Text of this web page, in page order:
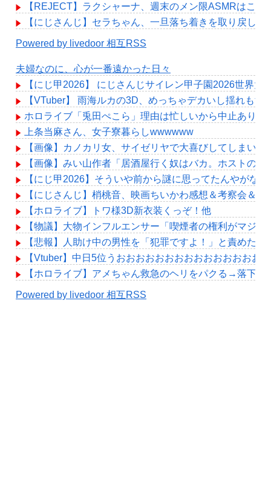
【REJECT】ラクシャーナ、週末のメン限ASMRはこれ
【にじさんじ】セラちゃん、一旦落ち着きを取り戻した
Powered by livedoor 相互RSS
夫婦なのに、心が一番遠かった日々
【にじ甲2026】 にじさんじサイレン甲子園2026世界大
【VTuber】 雨海ルカの3D、めっちゃデカいし揺れもす
ホロライブ「兎田ぺこら」理由は忙しいから中止あり
上条当麻さん、女子寮暮らしwwwwww
【画像】カノカリ女、サイゼリヤで大喜びしてしまい炎
【画像】みい山作者「居酒屋行く奴はバカ。ホストの
【にじ甲2026】そういや前から謎に思ってたんやがな
【にじさんじ】梢桃音、映画ちいかわ感想＆考察会＆
【ホロライブ】トワ様3D新衣装くっぞ！他
【物議】大物インフルエンサー「喫煙者の権利がマジ
【悲報】人助け中の男性を「犯罪ですよ！」と責めた
【Vtuber】中日5位うおおおおおおおおおおおおおおお
【ホロライブ】アメちゃん救急のヘリをパクる→落下【
Powered by livedoor 相互RSS